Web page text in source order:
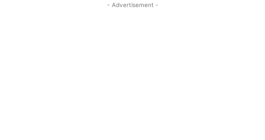
- Advertisement -